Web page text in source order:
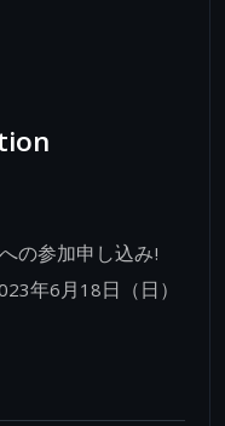
の参加申し込み!
年6月18日（日）